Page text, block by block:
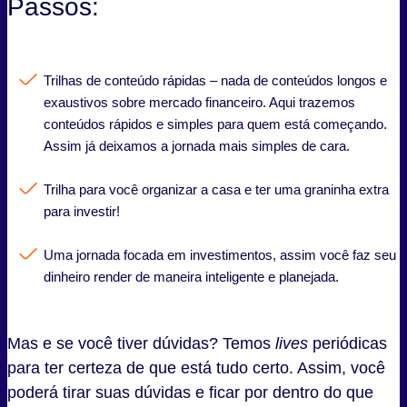
Passos:
Trilhas de conteúdo rápidas – nada de conteúdos longos e
exaustivos sobre mercado financeiro. Aqui trazemos
conteúdos rápidos e simples para quem está começando.
Assim já deixamos a jornada mais simples de cara.
Trilha para você organizar a casa e ter uma graninha extra
para investir!
Uma jornada focada em investimentos, assim você faz seu
dinheiro render de maneira inteligente e planejada.
Mas e se você tiver dúvidas? Temos lives periódicas
para ter certeza de que está tudo certo. Assim, você
poderá tirar suas dúvidas e ficar por dentro do que